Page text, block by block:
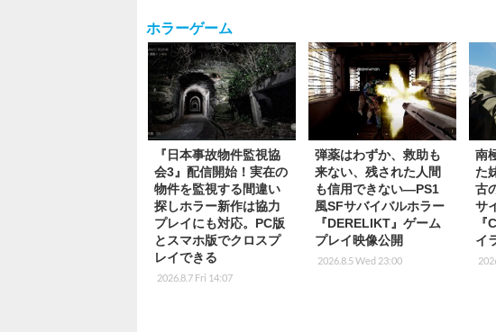
ホラーゲーム
『日本事故物件監視協
会3』配信開始！実在の
物件を監視する間違い
探しホラー新作は協力
プレイにも対応。PC版
とスマホ版でクロスプ
レイできる
2026.8.7 Fri 14:07
弾薬はわずか、救助も
来ない、残された人間
も信用できない―PS1
風SFサバイバルホラー
『DERELIKT』ゲーム
プレイ映像公開
2026.8.5 Wed 23:00
南
た
古
サ
イ